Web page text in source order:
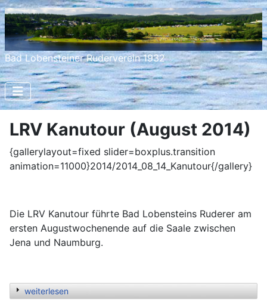
Bad Lobensteiner Ruderverein 1932
LRV Kanutour (August 2014)
{gallerylayout=fixed slider=boxplus.transition
animation=11000}2014/2014_08_14_Kanutour{/gallery}
Die LRV Kanutour führte Bad Lobensteins Ruderer am
ersten Augustwochenende auf die Saale zwischen
Jena und Naumburg.
weiterlesen